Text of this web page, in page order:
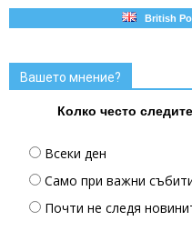
British
Вашето мнение?
Колко често
Всеки ден
Само при важни
Почти не следя